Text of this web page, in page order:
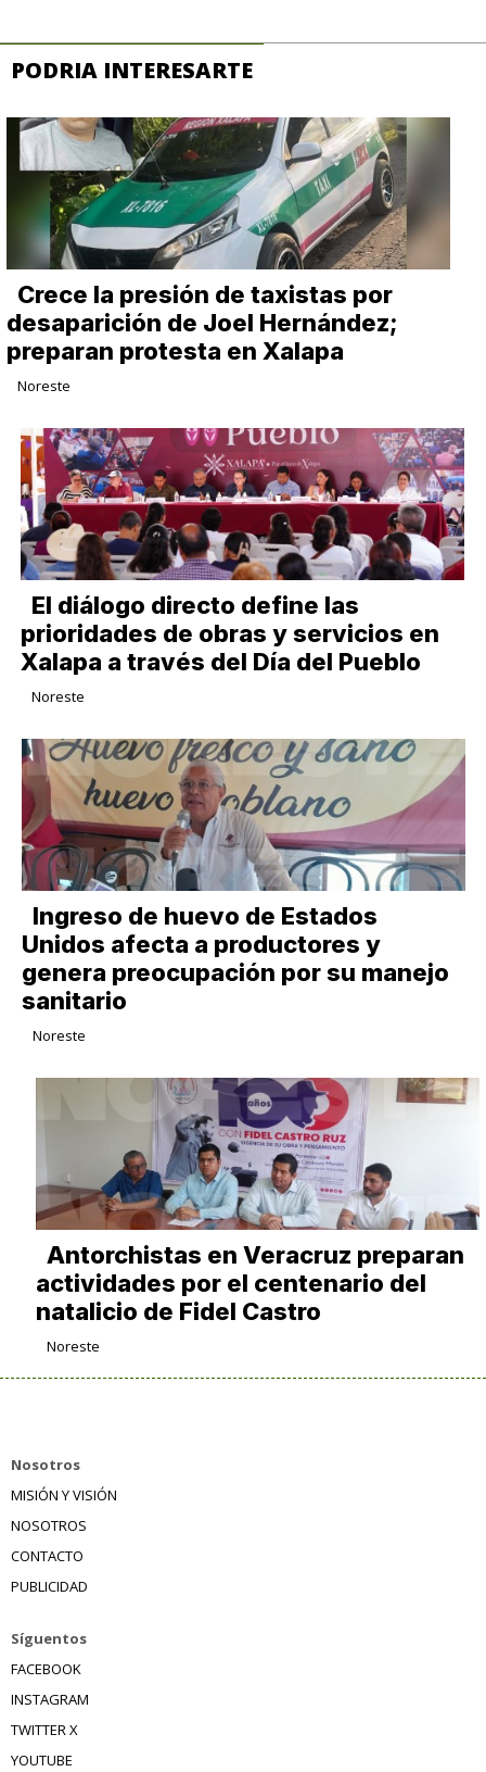
PODRIA INTERESARTE
Crece la presión de taxistas por
desaparición de Joel Hernández;
preparan protesta en Xalapa
Noreste
El diálogo directo define las
prioridades de obras y servicios en
Xalapa a través del Día del Pueblo
Noreste
Ingreso de huevo de Estados
Unidos afecta a productores y
genera preocupación por su manejo
sanitario
Noreste
Antorchistas en Veracruz preparan
actividades por el centenario del
natalicio de Fidel Castro
Noreste
Nosotros
MISIÓN Y VISIÓN
NOSOTROS
CONTACTO
PUBLICIDAD
Síguentos
FACEBOOK
INSTAGRAM
TWITTER X
YOUTUBE